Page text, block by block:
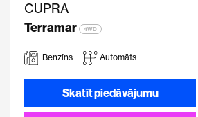
CUPRA
Terramar
4WD
Benzīns Automāts
Skatīt piedāvājumu